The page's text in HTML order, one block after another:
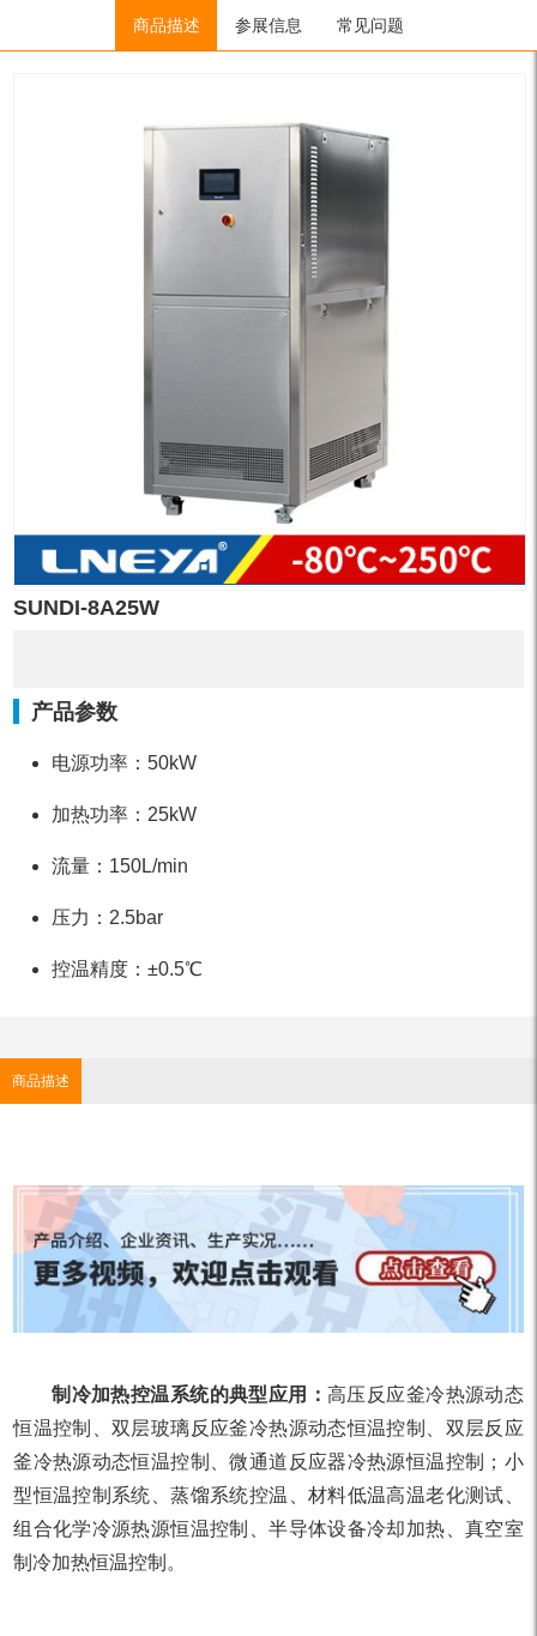
制冷加热控温系统 SUNDI系列 / SUNDI-8A25W
SUNDI-8A25W
产品参数
电源功率：50kW
加热功率：25kW
流量：150L/min
压力：2.5bar
控温精度：±0.5℃
商品描述
商品描述 参展信息 常见问题
制冷加热控温系统的典型应用：高压反应釜冷热源动态
恒温控制、双层玻璃反应釜冷热源动态恒温控制、双层反应
釜冷热源动态恒温控制、微通道反应器冷热源恒温控制；小
型恒温控制系统、蒸馏系统控温、材料低温高温老化测试、
组合化学冷源热源恒温控制、半导体设备冷却加热、真空室
制冷加热恒温控制。